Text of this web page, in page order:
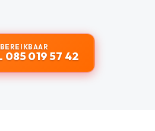
085 019 57 42